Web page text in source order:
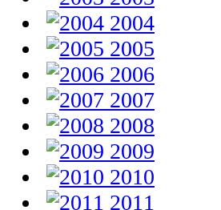
2004
2005
2006
2007
2008
2009
2010
2011